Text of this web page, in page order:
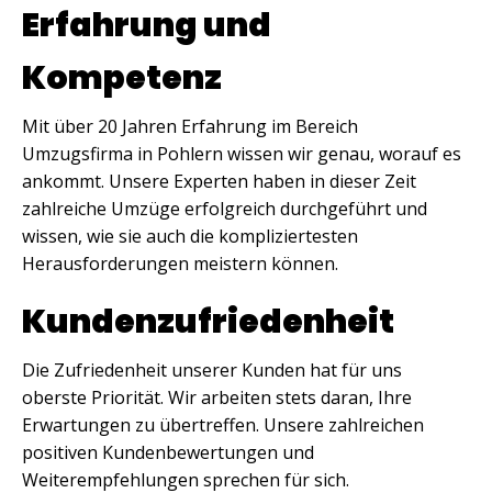
Erfahrung und
Kompetenz
Mit über 20 Jahren Erfahrung im Bereich
Umzugsfirma in Pohlern wissen wir genau, worauf es
ankommt. Unsere Experten haben in dieser Zeit
zahlreiche Umzüge erfolgreich durchgeführt und
wissen, wie sie auch die kompliziertesten
Herausforderungen meistern können.
Kundenzufriedenheit
Die Zufriedenheit unserer Kunden hat für uns
oberste Priorität. Wir arbeiten stets daran, Ihre
Erwartungen zu übertreffen. Unsere zahlreichen
positiven Kundenbewertungen und
Weiterempfehlungen sprechen für sich.